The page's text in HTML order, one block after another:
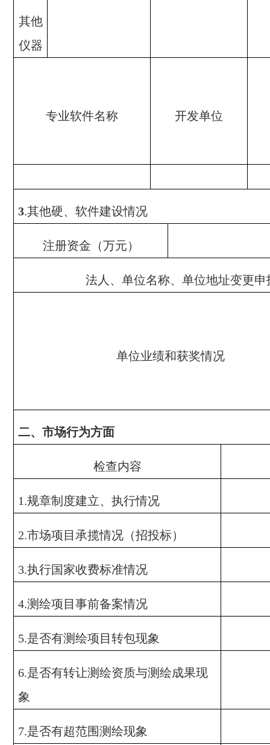
其他
仪器
专业软件名称 开发单位
3.其他硬、软件建设情况
注册资金（万元）
法人、单位名称、单位地址变更申
单位业绩和获奖情况
二、市场行为方面
检查内容
1.规章制度建立、执行情况
2.市场项目承揽情况（招投标）
3.执行国家收费标准情况
4.测绘项目事前备案情况
5.是否有测绘项目转包现象
6.是否有转让测绘资质与测绘成果现
象
7.是否有超范围测绘现象